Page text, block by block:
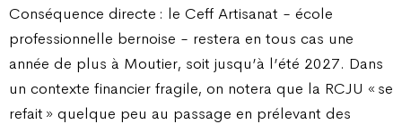
Conséquence directe : le Ceff Artisanat - école
professionnelle bernoise - restera en tous cas une
année de plus à Moutier, soit jusqu’à l’été 2027. Dans
un contexte financier fragile, on notera que la RCJU « se
refait » quelque peu au passage en prélevant des